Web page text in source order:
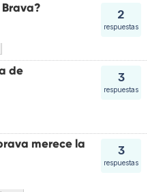
2
respuestas
3
respuestas
de
3
respuestas
merece la